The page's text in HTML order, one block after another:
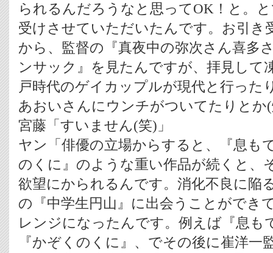
られるんだろうなと思ってOK！と。
受けさせていただいたんです。お引き
から、監督の『真夜中の弥次さん喜多
ンサック』を見たんですが、拝見して
戸時代のゲイカップルが現代と行った
あおいさんにウンチがついてたりとか
宮藤「すいません(笑)」
ヤン「俳優の立場からすると、『息も
のくに』のような重い作品が続くと、
欲望にかられるんです。消化不良に陥
の『中学生円山』に出会うことができ
レンジになったんです。例えば『息も
『かぞくのくに』、でその後に崔洋一